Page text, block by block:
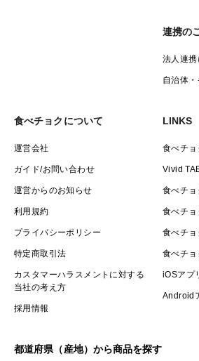
連携の
法人連
自治体
食べチョクについて
運営会社
ガイド/お問い合わせ
運営からのお知らせ
利用規約
プライバシーポリシー
特定商取引法
カスタマーハラスメントに対する
当社の考え方
採用情報
LINKS
食べチ
Vivid
食べチョ
食べチョ
食べチョ
食べチ
iOSアプ
Android
都道府県（産地）から商品を探す